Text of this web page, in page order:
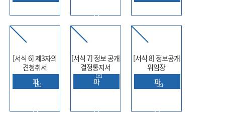
다
로
드
다
드
다
로
드
[서식 6] 제3자의
견청취서
파
다
[서식 7] 정보 공개
결정통지서
파
다
[서식 8] 정보공개
위임장
파
다